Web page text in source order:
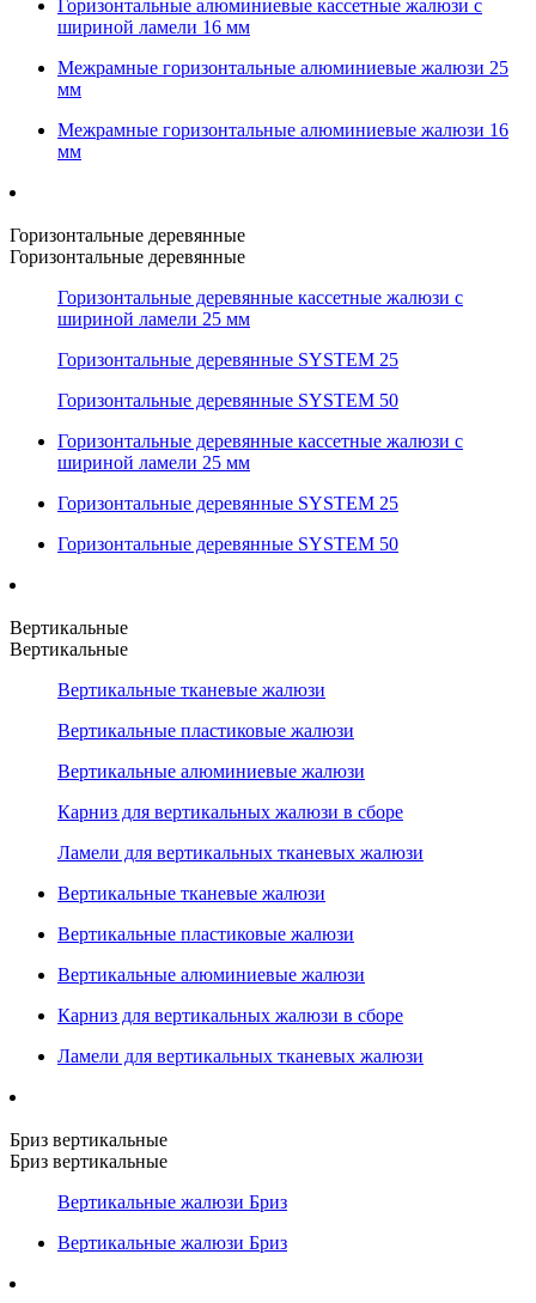
Горизонтальные алюминиевые кассетные жалюзи с
шириной ламели 16 мм
Межрамные горизонтальные алюминиевые жалюзи 25
мм
Межрамные горизонтальные алюминиевые жалюзи 16
мм
Горизонтальные деревянные
Горизонтальные деревянные
Горизонтальные деревянные кассетные жалюзи с
шириной ламели 25 мм
Горизонтальные деревянные SYSTEM 25
Горизонтальные деревянные SYSTEM 50
Горизонтальные деревянные кассетные жалюзи с
шириной ламели 25 мм
Горизонтальные деревянные SYSTEM 25
Горизонтальные деревянные SYSTEM 50
Вертикальные
Вертикальные
Вертикальные тканевые жалюзи
Вертикальные пластиковые жалюзи
Вертикальные алюминиевые жалюзи
Карниз для вертикальных жалюзи в сборе
Ламели для вертикальных тканевых жалюзи
Вертикальные тканевые жалюзи
Вертикальные пластиковые жалюзи
Вертикальные алюминиевые жалюзи
Карниз для вертикальных жалюзи в сборе
Ламели для вертикальных тканевых жалюзи
Бриз вертикальные
Бриз вертикальные
Вертикальные жалюзи Бриз
Вертикальные жалюзи Бриз